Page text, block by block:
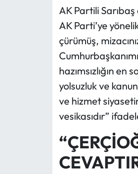
AK Partili
AK Parti’ye
çürümüş,
hazımsızlığın
yolsuzluk ve
ve hizmet
vesikasıdır”